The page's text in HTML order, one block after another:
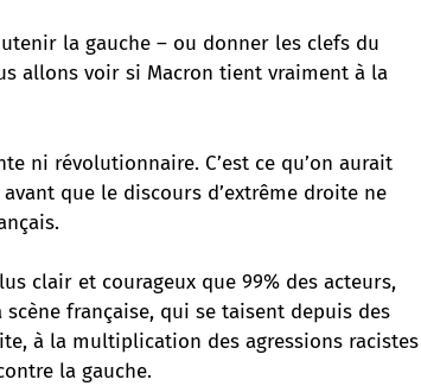
la gauche – ou donner les clefs du
allons voir si Macron tient vraiment à la
ni révolutionnaire. C’est ce qu’on aurait
que le discours d’extrême droite ne
clair et courageux que 99% des acteurs,
française, qui se taisent depuis des
à la multiplication des agressions racistes
la gauche.